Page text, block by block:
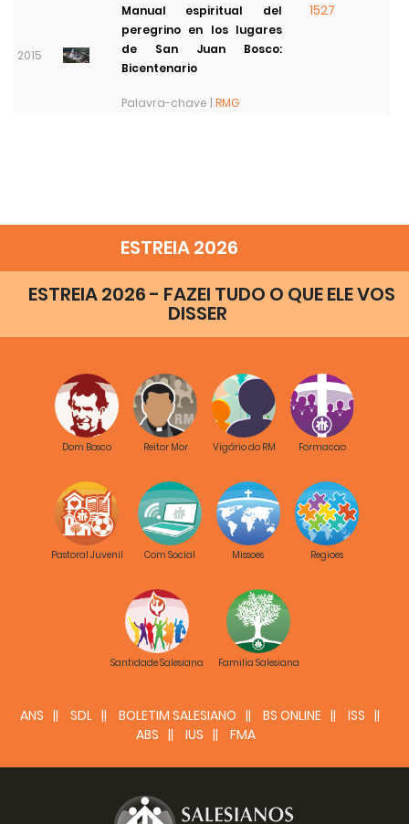
2015
Manual espiritual del
peregrino en los lugares
de San Juan Bosco:
Bicentenario
Palavra-chave | RMG
1527
ESTREIA 2026
ESTREIA 2026 - FAZEI TUDO O QUE ELE VOS
DISSER
Dom Bosco Reitor Mor Vigário do RM Formacao
Pastoral Juvenil Com Social Missoes Regioes
Santidade Salesiana Familia Salesiana
ANS SDL BOLETIM SALESIANO BS ONLINE
ISS
ABS
IUS FMA